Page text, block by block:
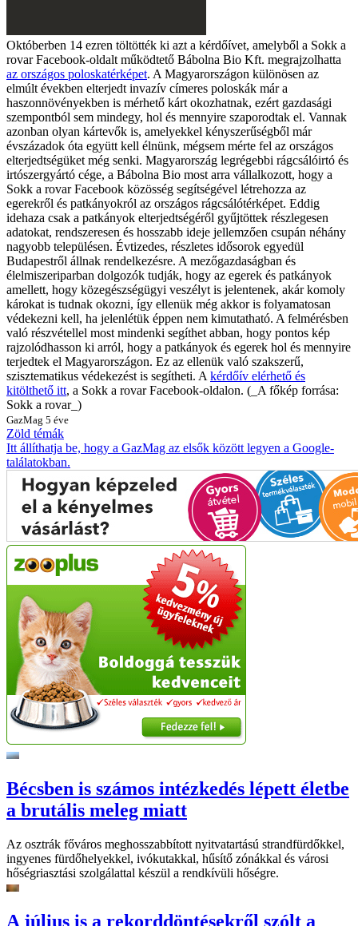
Októberben 14 ezren töltötték ki azt a kérdőívet, amelyből a Sokk a
rovar Facebook-oldalt működtető Bábolna Bio Kft. megrajzolhatta
az országos poloskatérképet. A Magyarországon különösen az
elmúlt években elterjedt invazív címeres poloskák már a
haszonnövényekben is mérhető kárt okozhatnak, ezért gazdasági
szempontból sem mindegy, hol és mennyire szaporodtak el. Vannak
azonban olyan kártevők is, amelyekkel kényszerűségből már
évszázadok óta együtt kell élnünk, mégsem mérte fel az országos
elterjedtségüket még senki. Magyarország legrégebbi rágcsálóirtó és
irtószergyártó cége, a Bábolna Bio most arra vállalkozott, hogy a
Sokk a rovar Facebook közösség segítségével létrehozza az
egerekről és patkányokról az országos rágcsálótérképet. Eddig
idehaza csak a patkányok elterjedtségéről gyűjtöttek részlegesen
adatokat, rendszeresen és hosszabb ideje jellemzően csupán néhány
nagyobb településen. Évtizedes, részletes idősorok egyedül
Budapestről állnak rendelkezésre. A mezőgazdaságban és
élelmiszeriparban dolgozók tudják, hogy az egerek és patkányok
amellett, hogy közegészségügyi veszélyt is jelentenek, akár komoly
károkat is tudnak okozni, így ellenük még akkor is folyamatosan
védekezni kell, ha jelenlétük éppen nem kimutatható. A felmérésben
való részvétellel most mindenki segíthet abban, hogy pontos kép
rajzolódhasson ki arról, hogy a patkányok és egerek hol és mennyire
terjedtek el Magyarországon. Ez az ellenük való szakszerű,
szisztematikus védekezést is segítheti. A kérdőív elérhető és
kitölthető itt, a Sokk a rovar Facebook-oldalon. (_A főkép forrása:
Sokk a rovar_)
GazMag 5 éve
Zöld témák
Itt állíthatja be, hogy a GazMag az elsők között legyen a Google-
találatokban.
Bécsben is számos intézkedés lépett életbe
a brutális meleg miatt
Az osztrák főváros meghosszabbított nyitvatartású strandfürdőkkel,
ingyenes fürdőhelyekkel, ivókutakkal, hűsítő zónákkal és városi
hőségriasztási szolgálattal készül a rendkívüli hőségre.
A július is a rekorddöntésekről szólt a